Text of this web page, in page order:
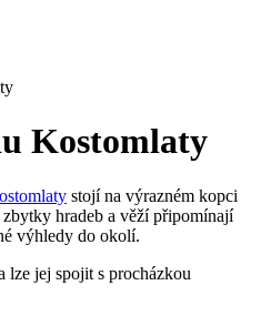
Kostomlaty
stojí na výrazném kopci
hradeb a věží připomínají
výhledy do okolí.
lze jej spojit s procházkou